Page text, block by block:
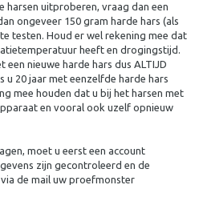
harsen uitproberen, vraag dan een
ongeveer 150 gram harde hars (als
testen. Houd er wel rekening mee dat
heeft en drogingstijd.
nieuwe harde hars dus ALTIJD
u 20 jaar met eenzelfde harde hars
mee houden dat u bij het harsen met
en vooral ook uzelf opnieuw
moet u eerst een account
zijn gecontroleerd en de
de mail uw proefmonster